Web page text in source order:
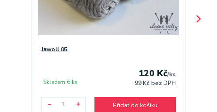
Jawoll 05
120 Kč/ks
99 Kč bez DPH
Skladem 6 ks
Přidat do košíku